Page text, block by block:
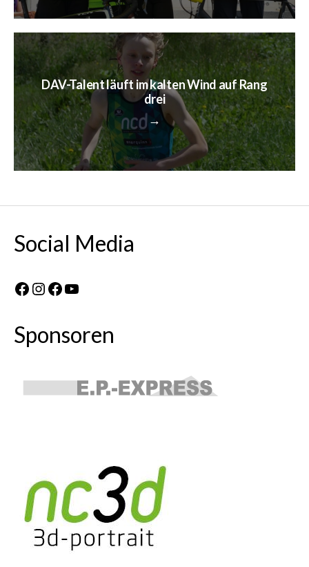
→
DAV-Talent läuft im kalten Wind auf Rang
drei
Social Media
Facebook
Instagram
Facebook
YouTube
Sponsoren